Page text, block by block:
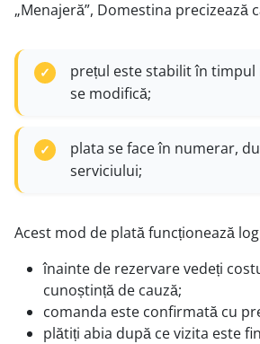
„Menajeră”, Domestina precizează
prețul este stabilit în timpul
se modifică;
plata se face în numerar,
serviciului;
Acest mod de plată funcționează
înainte de rezervare vedeți
cunoștință de cauză;
comanda este confirmată cu
plătiți abia după ce vizita este